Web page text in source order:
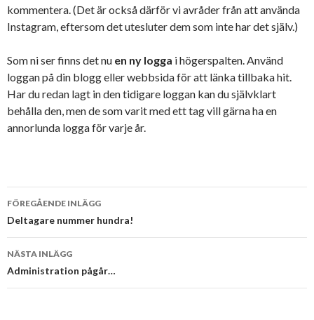
kommentera. (Det är också därför vi avråder från att använda
Instagram, eftersom det utesluter dem som inte har det själv.)
Som ni ser finns det nu en ny logga i högerspalten. Använd
loggan på din blogg eller webbsida för att länka tillbaka hit.
Har du redan lagt in den tidigare loggan kan du självklart
behålla den, men de som varit med ett tag vill gärna ha en
annorlunda logga för varje år.
Inläggsnavigering
FÖREGÅENDE INLÄGG
Deltagare nummer hundra!
NÄSTA INLÄGG
Administration pågår…